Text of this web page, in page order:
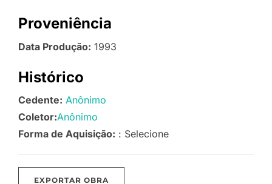
Proveniência
Data Produção: 1993
Histórico
Cedente: Anônimo
Coletor:Anônimo
Forma de Aquisição: : Selecione
EXPORTAR OBRA